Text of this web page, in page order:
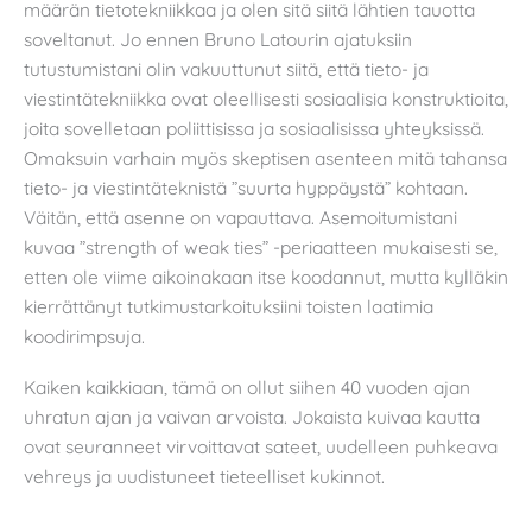
määrän tietotekniikkaa ja olen sitä siitä lähtien tauotta
soveltanut. Jo ennen Bruno Latourin ajatuksiin
tutustumistani olin vakuuttunut siitä, että tieto- ja
viestintätekniikka ovat oleellisesti sosiaalisia konstruktioita,
joita sovelletaan poliittisissa ja sosiaalisissa yhteyksissä.
Omaksuin varhain myös skeptisen asenteen mitä tahansa
tieto- ja viestintäteknistä ”suurta hyppäystä” kohtaan.
Väitän, että asenne on vapauttava. Asemoitumistani
kuvaa ”strength of weak ties” -periaatteen mukaisesti se,
etten ole viime aikoinakaan itse koodannut, mutta kylläkin
kierrättänyt tutkimustarkoituksiini toisten laatimia
koodirimpsuja.
Kaiken kaikkiaan, tämä on ollut siihen 40 vuoden ajan
uhratun ajan ja vaivan arvoista. Jokaista kuivaa kautta
ovat seuranneet virvoittavat sateet, uudelleen puhkeava
vehreys ja uudistuneet tieteelliset kukinnot.